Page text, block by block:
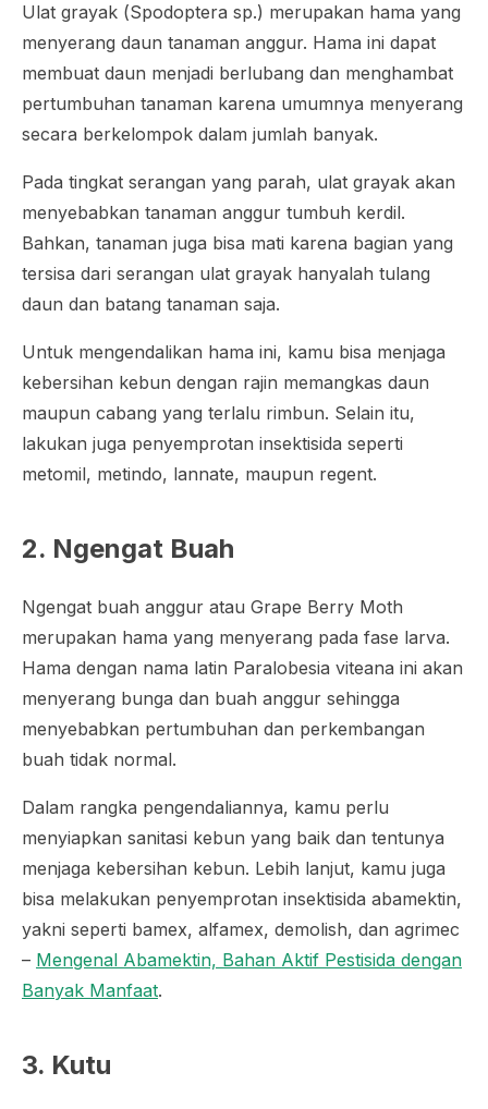
Ulat grayak (Spodoptera sp.) merupakan hama yang
menyerang daun tanaman anggur. Hama ini dapat
membuat daun menjadi berlubang dan menghambat
pertumbuhan tanaman karena umumnya menyerang
secara berkelompok dalam jumlah banyak.
Pada tingkat serangan yang parah, ulat grayak akan
menyebabkan tanaman anggur tumbuh kerdil.
Bahkan, tanaman juga bisa mati karena bagian yang
tersisa dari serangan ulat grayak hanyalah tulang
daun dan batang tanaman saja.
Untuk mengendalikan hama ini, kamu bisa menjaga
kebersihan kebun dengan rajin memangkas daun
maupun cabang yang terlalu rimbun. Selain itu,
lakukan juga penyemprotan insektisida seperti
metomil, metindo, lannate, maupun regent.
2. Ngengat Buah
Ngengat buah anggur atau Grape Berry Moth
merupakan hama yang menyerang pada fase larva.
Hama dengan nama latin Paralobesia viteana ini akan
menyerang bunga dan buah anggur sehingga
menyebabkan pertumbuhan dan perkembangan
buah tidak normal.
Dalam rangka pengendaliannya, kamu perlu
menyiapkan sanitasi kebun yang baik dan tentunya
menjaga kebersihan kebun. Lebih lanjut, kamu juga
bisa melakukan penyemprotan insektisida abamektin,
yakni seperti bamex, alfamex, demolish, dan agrimec
– Mengenal Abamektin, Bahan Aktif Pestisida dengan
Banyak Manfaat.
3. Kutu